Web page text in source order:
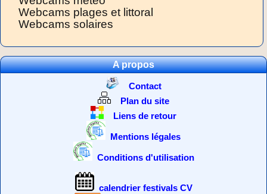
Webcams plages et littoral
Webcams solaires
A propos
Contact
Plan du site
Liens de retour
Mentions légales
Conditions d'utilisation
calendrier festivals CV